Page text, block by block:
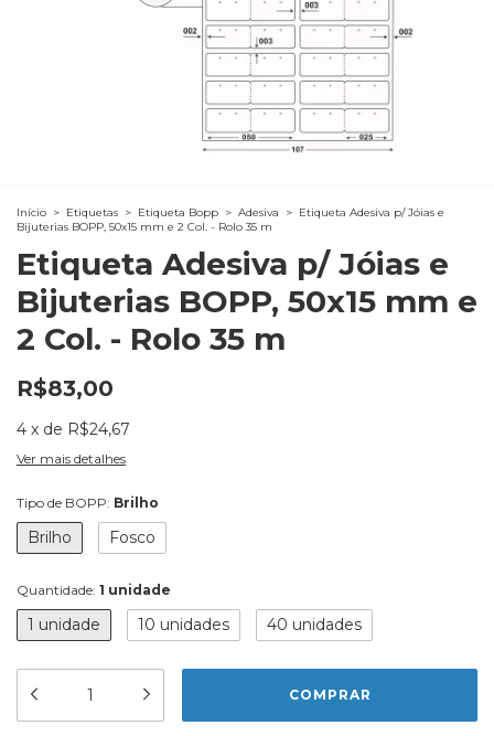
Início > Etiquetas > Etiqueta Bopp > Adesiva > Etiqueta Adesiva p/ Jóias e
Bijuterias BOPP, 50x15 mm e 2 Col. - Rolo 35 m
Etiqueta Adesiva p/ Jóias e
Bijuterias BOPP, 50x15 mm e
2 Col. - Rolo 35 m
R$83,00
4 x de R$24,67
Ver mais detalhes
Tipo de BOPP: Brilho
Brilho Fosco
Quantidade: 1 unidade
1 unidade 10 unidades 40 unidades